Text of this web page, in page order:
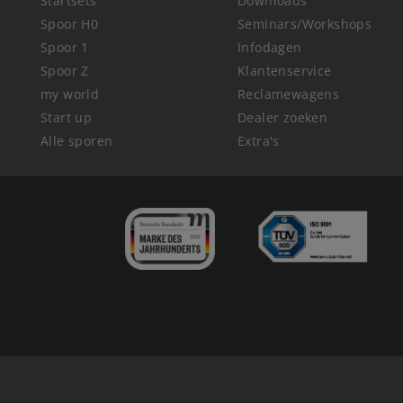
Spoor H0
Spoor 1
Spoor Z
my world
Start up
Alle sporen
Seminars/Workshops
Infodagen
Klantenservice
Reclamewagens
Dealer zoeken
Extra's